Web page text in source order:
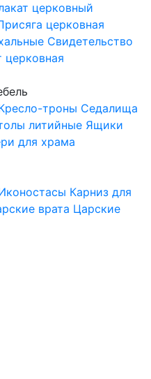
церковный
церковная
Свидетельство
церковная
троны Седалища
литийные Ящики
для храма
Карниз для
врата Царские